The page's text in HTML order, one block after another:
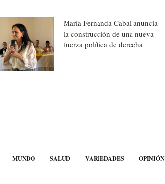
María Fernanda Cabal anuncia
la construcción de una nueva
fuerza política de derecha
MUNDO SALUD VARIEDADES OPINIÓN